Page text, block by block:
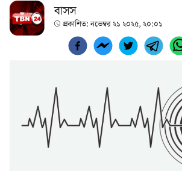
বাসস
প্রকাশিত:নভেম্বর ২১ ২০২৫, ২০:০১